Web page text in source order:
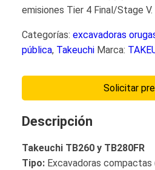
emisiones Tier 4 Final/Stage V.
Categorías: excavadoras
pública, Takeuchi Marca:
Solicitar
Descripción
Takeuchi TB260 y TB280FR
Tipo: Excavadoras compactas